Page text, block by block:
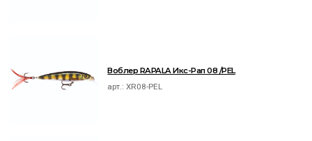
Воблер RAPALA Икс-Рап 08 /PEL
арт.:XR08-PEL